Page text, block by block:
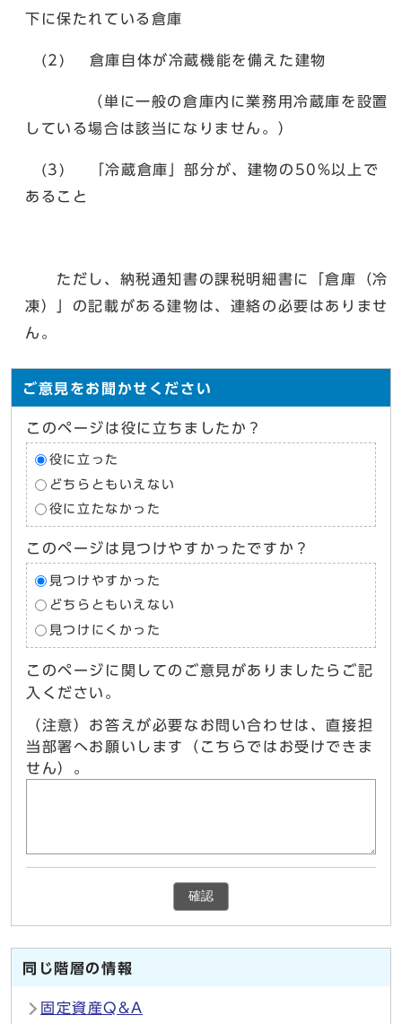
下に保たれている倉庫
(2) 倉庫自体が冷蔵機能を備えた建物
（単に一般の倉庫内に業務用冷蔵庫を設置
している場合は該当になりません。）
(3) 「冷蔵倉庫」部分が、建物の50%以上で
あること
ただし、納税通知書の課税明細書に「倉庫（冷
凍）」の記載がある建物は、連絡の必要はありませ
ん。
ご意見をお聞かせください
このページは役に立ちましたか？
役に立った
どちらともいえない
役に立たなかった
このページは見つけやすかったですか？
見つけやすかった
どちらともいえない
見つけにくかった
このページに関してのご意見がありましたらご記
入ください。
（注意）お答えが必要なお問い合わせは、直接担
当部署へお願いします（こちらではお受けできま
せん）。
確認
同じ階層の情報
固定資産Q&A